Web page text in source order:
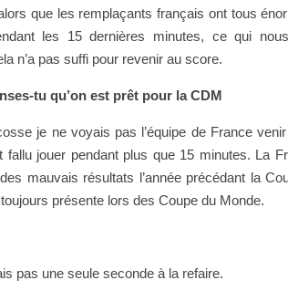
que les remplaçants français ont tous
les 15 dernières minutes, ce qui
n’a pas suffi pour revenir au score.
tu qu’on est prêt pour la CDM
je ne voyais pas l’équipe de France
jouer pendant plus que 15 minutes. La
mauvais résultats l’année précédant la
présente lors des Coupe du Monde.
pas une seule seconde à la refaire.